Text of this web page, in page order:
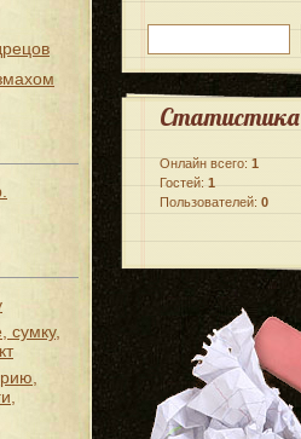
сумку,
Статистика
Онлайн всего: 1
Гостей: 1
Пользователей: 0